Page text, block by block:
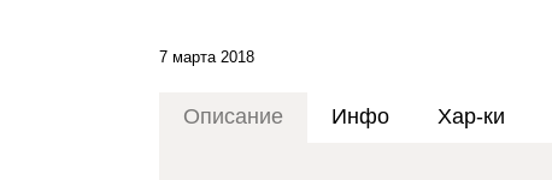
7 марта 2018
Описание Инфо Хар-ки